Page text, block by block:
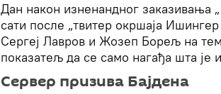
Дан након изненандног заказивања
сати после „твитер окршаја
Сергеј Лавров и Жозеп Борељ на
показатељ да се само нагађа шта
Сервер призива Бајдена